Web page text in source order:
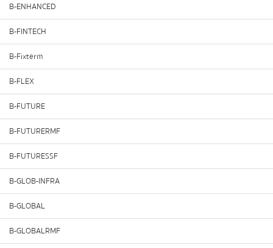
B-ENHANCED
B-FINTECH
B-Fixterm
B-FLEX
B-FUTURE
B-FUTURERMF
B-FUTURESSF
B-GLOB-INFRA
B-GLOBAL
B-GLOBALRMF